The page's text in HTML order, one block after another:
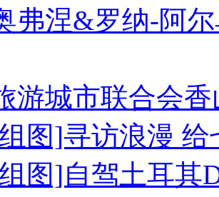
弗涅&罗纳-阿
游城市联合会
图]寻访浪漫
图]自驾土耳其